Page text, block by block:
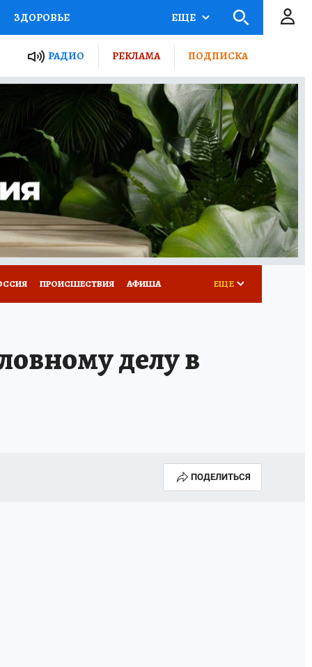
ЗДОРОВЬЕ
РОССИИ
ПУТЕВОДИТЕЛЬ
ТУРИЗМ
ПОТРЕБИТЕЛЯ ВСЕ О КП
ЕЩЕ
РАДИО РЕКЛАМА ПОДПИСКА
ПРОИСШЕСТВИЯ АФИША ЕЩЕ
делу в
ПОДЕЛИТЬСЯ